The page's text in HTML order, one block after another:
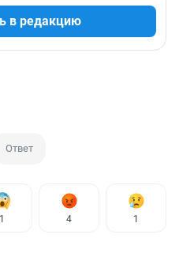
в редакцию
Ответ
1 4 1